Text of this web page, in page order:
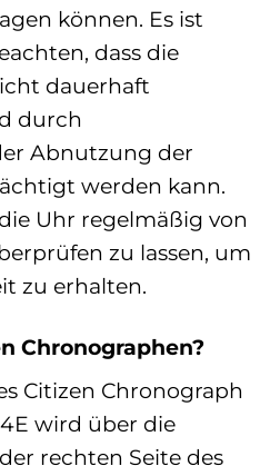
können. Es ist
dass die
dauerhaft
durch
Abnutzung der
werden kann.
Uhr regelmäßig von
zu lassen, um
zu erhalten.
Chronographen?
Citizen Chronograph
wird über die
rechten Seite des